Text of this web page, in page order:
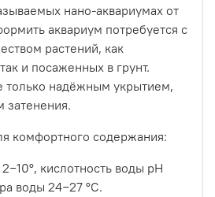
нано-аквариумах от
аквариум потребуется с
растений, как
и посаженных в грунт.
только надёжным укрытием,
затенения.
комфортного содержания:
кислотность воды pH
воды 24−27 °C.